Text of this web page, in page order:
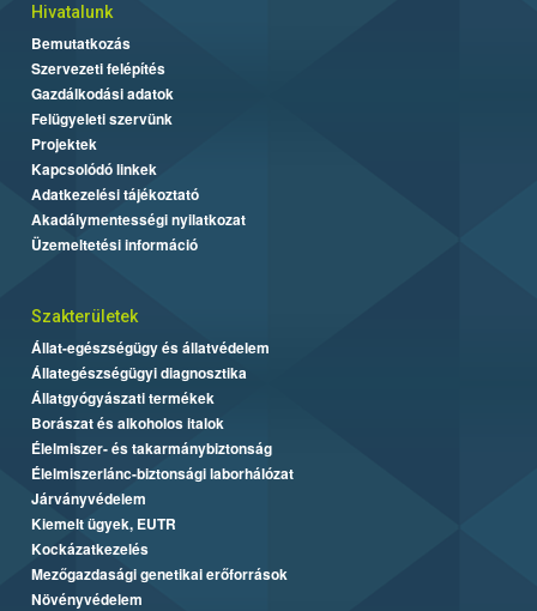
Hivatalunk
Bemutatkozás
Szervezeti felépítés
Gazdálkodási adatok
Felügyeleti szervünk
Projektek
Kapcsolódó linkek
Adatkezelési tájékoztató
Akadálymentességi nyilatkozat
Üzemeltetési információ
Szakterületek
Állat-egészségügy és állatvédelem
Állategészségügyi diagnosztika
Állatgyógyászati termékek
Borászat és alkoholos italok
Élelmiszer- és takarmánybiztonság
Élelmiszerlánc-biztonsági laborhálózat
Járványvédelem
Kiemelt ügyek, EUTR
Kockázatkezelés
Mezőgazdasági genetikai erőforrások
Növényvédelem